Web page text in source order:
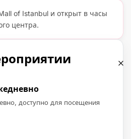
of Istanbul и открыт в часы
центра.
доступно для посещения